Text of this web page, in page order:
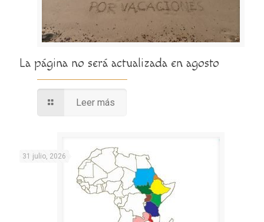
La página no será actualizada en agosto
Leer más
31 julio, 2026